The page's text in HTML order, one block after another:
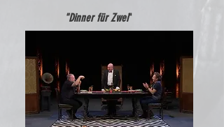
"Dinner für Zwei"